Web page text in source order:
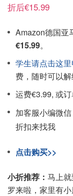
折后€15.99
Amazon德国亚
€15.99。
学生请点击这
费，随时可以解
运费€3.99, 或订
加客服小编微信
折扣来找我
点击购买>>
小折推荐： 马上
罗来啦，家里有